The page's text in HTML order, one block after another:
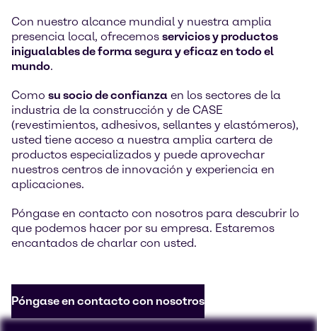
Con nuestro alcance mundial y nuestra amplia
presencia local, ofrecemos servicios y productos
inigualables de forma segura y eficaz en todo el
mundo.
Como su socio de confianza en los sectores de la
industria de la construcción y de CASE
(revestimientos, adhesivos, sellantes y elastómeros),
usted tiene acceso a nuestra amplia cartera de
productos especializados y puede aprovechar
nuestros centros de innovación y experiencia en
aplicaciones.
Póngase en contacto con nosotros para descubrir lo
que podemos hacer por su empresa. Estaremos
encantados de charlar con usted.
Póngase en contacto con nosotros